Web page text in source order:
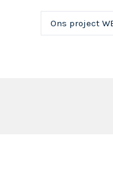
Ons project